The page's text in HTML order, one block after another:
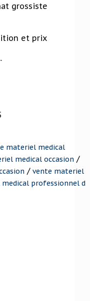
grossiste
et prix
materiel medical
medical occasion /
/ vente materiel
professionnel d